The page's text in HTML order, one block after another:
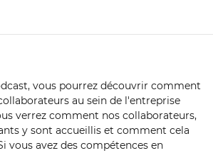
vous pourrez découvrir comment
au sein de l'entreprise
verrez comment nos collaborateurs,
y sont accueillis et comment cela
vous avez des compétences en